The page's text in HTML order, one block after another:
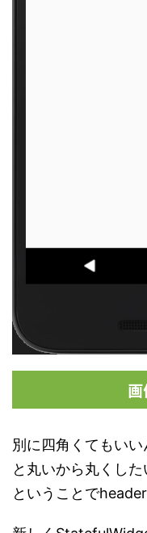
別に四角くてもい
と丸いから丸くした
ということで